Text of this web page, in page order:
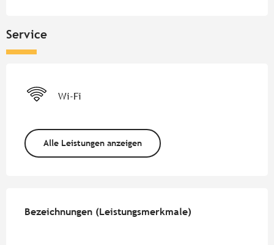
Service
Wi-Fi
Alle Leistungen anzeigen
Bezeichnungen (Leistungsmerkmale)
Bezeichnungen (Leistungsmerkmale)